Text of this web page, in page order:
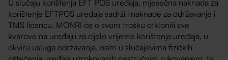
U slučaju korištenja EFT POS uređaja, mjesečna naknada za
korištenje EFTPOS uređaja sadrži i naknade za održavanje i
TMS licencu. MONRI će o svom trošku otkloniti sve
kvarove na uređaju za cijelo vrijeme korištenja uređaja, u
okviru usluga održavanja, osim u slučajevima fizičkih